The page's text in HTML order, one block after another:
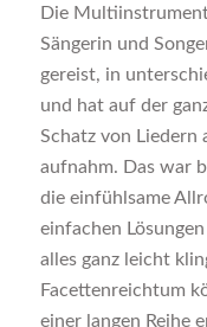
Die
Sängerin und
gereist, in
und hat auf der
Schatz von Liedern
aufnahm. Das war
die einfühlsame
einfachen
alles ganz leicht
Facettenreichtum
einer langen Reihe